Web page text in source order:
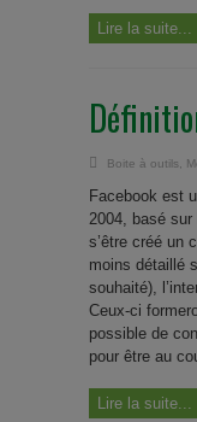
Lire la suite...
Boite à outils
Facebook est
2004, basé
s’être créé un
moins détaillé
souhaité),
Ceux-ci
possible de
pour être au
Lire la suite...